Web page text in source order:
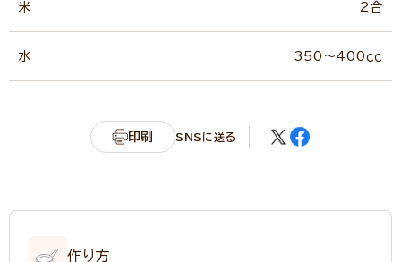
米 2合
水 350～400ｃｃ
印刷 SNSに送る
作り方